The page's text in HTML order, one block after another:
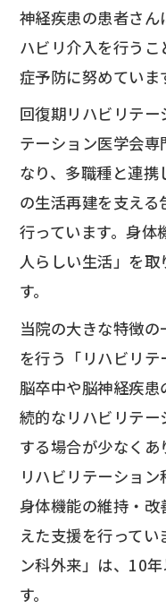
神経疾患の患者さ
ハビリ介入を行う
症予防に努めていま
回復期リハビリテ
テーション医学会
なり、多職種と連携
の生活再建を支え
行っています。身体
人らしい生活」を
す。
当院の大きな特徴
を行う「リハビリテ
脳卒中や脳神経疾
続的なリハビリテ
する場合が少なく
リハビリテーション
身体機能の維持・
えた支援を行って
ン科外来」は、10
す。